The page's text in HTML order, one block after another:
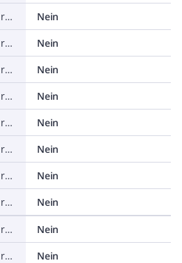
Unterstützt Protokoll für SUCONET
Nein
Unterstützt Protokoll für LON
Nein
Unterstützt Protokoll für PROFINET IO
Nein
Unterstützt Protokoll für PROFINET CBA
Nein
Unterstützt Protokoll für SERCOS
Nein
Unterstützt Protokoll für Foundation Fieldbus
Nein
Unterstützt Protokoll für EtherNet/IP
Nein
Unterstützt Protokoll für AS-Interface Safety at Work
Nein
Unterstützt Protokoll für DeviceNet Safety
Nein
Unterstützt Protokoll für INTERBUS-Safety
Nein